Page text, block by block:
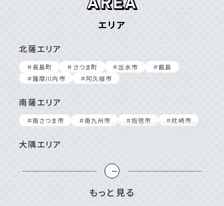
エリア
もっと見る
北薩エリア
＃⻑島町 ＃さつま町 ＃出⽔市
＃甑島
＃薩摩川内市
＃阿久根市
南薩エリア
＃南さつま市 ＃南九州市 ＃指宿市 ＃枕崎市
大隅エリア
＃⿅屋市
＃垂⽔市
＃志布志市 ＃曽於市
＃肝付町